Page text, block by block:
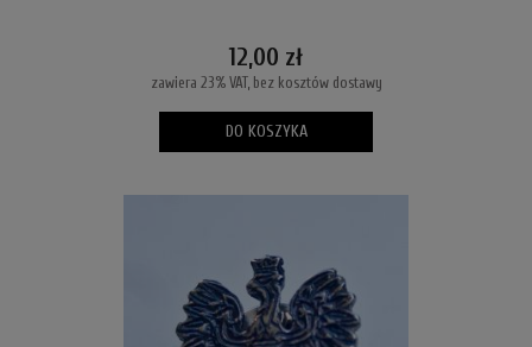
12,00 zł
zawiera 23% VAT, bez kosztów dostawy
DO KOSZYKA